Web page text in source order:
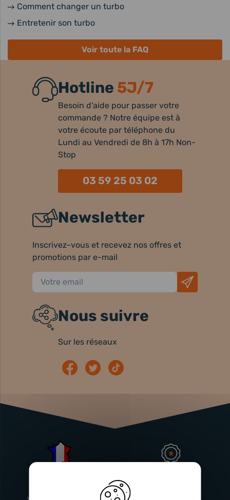
Comment changer un turbo
Entretenir son turbo
Voir toute la FAQ
Hotline 5J/7
Besoin d'aide pour passer votre
commande ? Notre équipe est à
votre écoute par téléphone du
Lundi au Vendredi de 8h à 17h Non-
Stop
03 59 25 03 02
Newsletter
Inscrivez-vous et recevez nos offres et
promotions par e-mail
Nous suivre
Sur les réseaux